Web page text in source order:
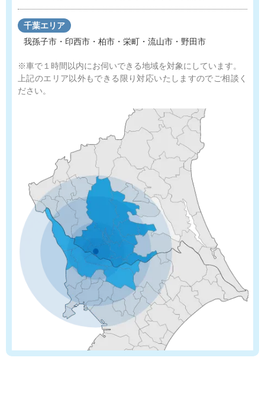
千葉エリア
我孫子市・印西市・柏市・栄町・流山市・野田市
※車で１時間以内にお伺いできる地域を対象にしています。
上記のエリア以外もできる限り対応いたしますのでご相談く
ださい。